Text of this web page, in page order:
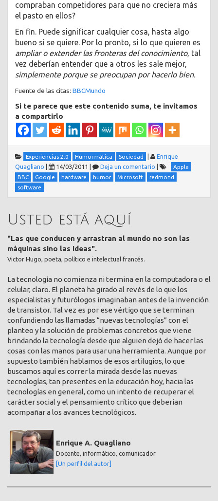
compraban competidores para que no creciera más
el pasto en ellos?
En fin. Puede significar cualquier cosa, hasta algo
bueno si se quiere. Por lo pronto, si lo que quieren es
ampliar o extender las fronteras del conocimiento, tal
vez deberían entender que a otros les sale mejor,
simplemente porque se preocupan por hacerlo bien.
Fuente de las citas: BBCMundo
Si te parece que este contenido suma, te invitamos
a compartirlo
Experiencias 2.0 Humormática Sociedad |
Enrique
Quagliano | 14/03/2011 | Deja un comentario |
Apple
BBC
Google hardware humor Microsoft
redmond
software
Usted está aquí
"Las que conducen y arrastran al mundo no son las
máquinas sino las ideas".
Victor Hugo, poeta, político e intelectual francés.
La tecnología no comienza ni termina en la computadora o el
celular, claro. El planeta ha girado al revés de lo que los
especialistas y futurólogos imaginaban antes de la invención
de transistor. Tal vez es por ese vértigo que se terminan
confundiendo las llamadas “nuevas tecnologías” con el
planteo y la solución de problemas concretos que viene
brindando la tecnología desde que alguien dejó de hacer las
cosas con las manos para usar una herramienta. Aunque por
supuesto también hablamos de esos artilugios, lo que
buscamos aquí es correr la mirada desde las nuevas
tecnologías, tan presentes en la educación hoy, hacia las
tecnologías en general, como un intento de recuperar el
carácter social y el pensamiento crítico que deberían
acompañar a los avances tecnológicos.
Enrique A. Quagliano
Docente, informático, comunicador
[Un perfil del autor]